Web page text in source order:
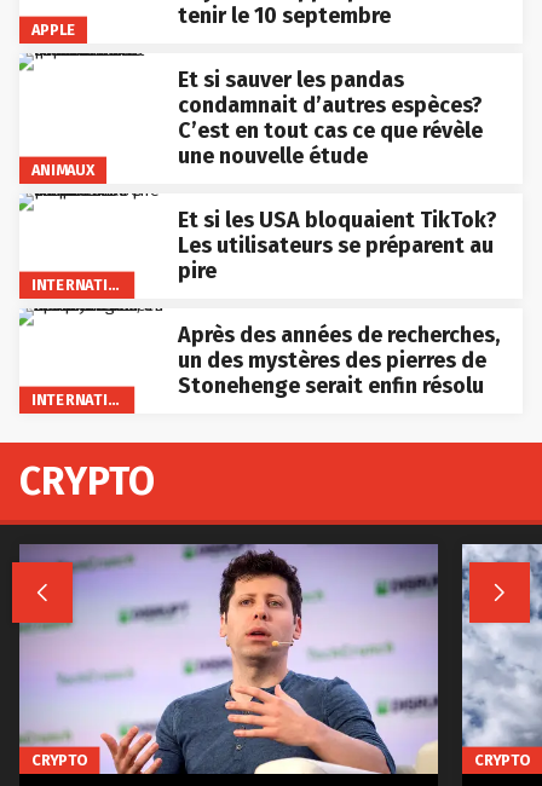
APPLE
tenir le 10 septembre
ANIMAUX
Et si sauver les pandas
condamnait d’autres espèces?
C’est en tout cas ce que révèle
une nouvelle étude
INTERNATIONAL
Et si les USA bloquaient TikTok?
Les utilisateurs se préparent au
pire
INTERNATIONAL
Après des années de recherches,
un des mystères des pierres de
Stonehenge serait enfin résolu
CRYPTO
 
CRYPTO CRYPTO